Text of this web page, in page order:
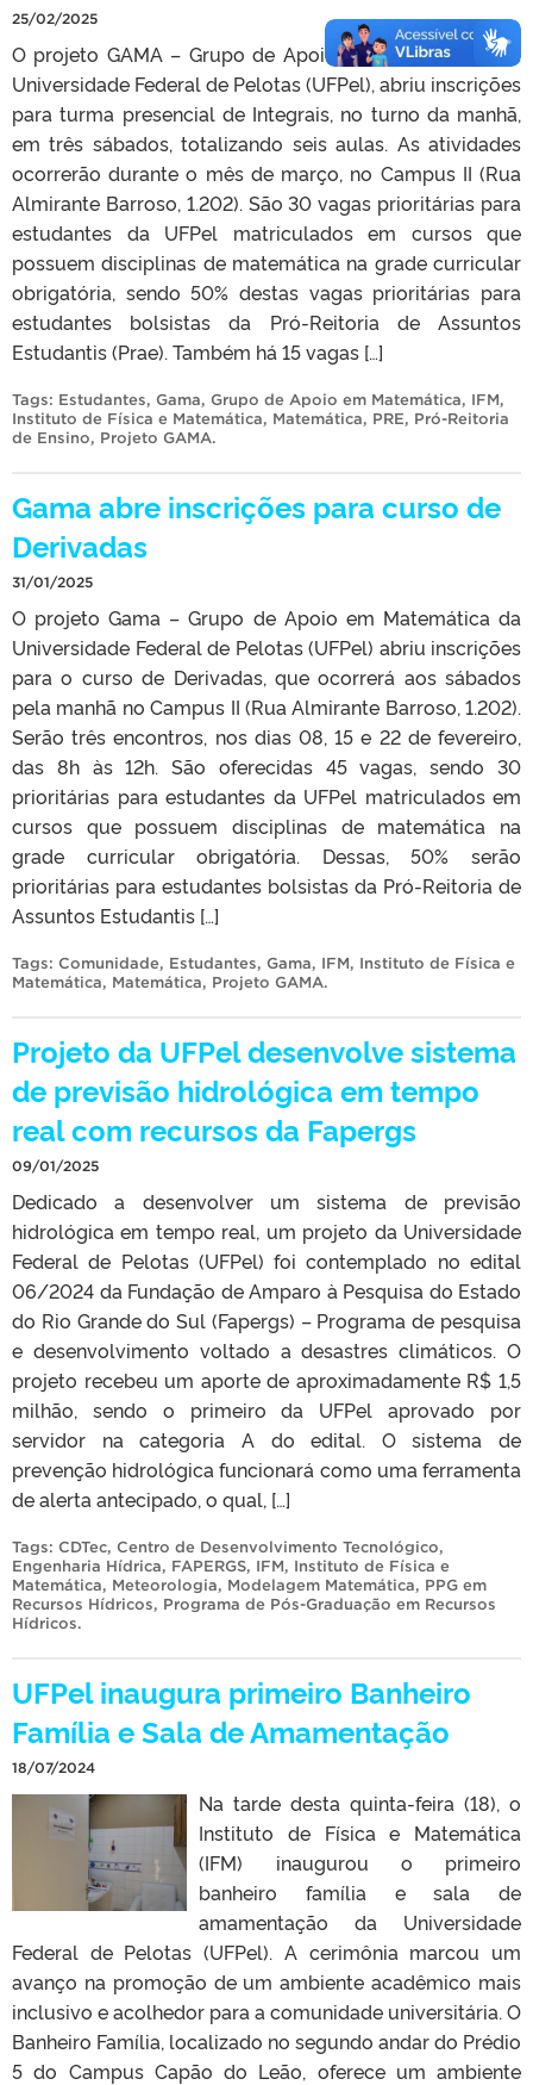
25/02/2025
O projeto GAMA – Grupo de Apoio em Matemática, da
Universidade Federal de Pelotas (UFPel), abriu inscrições
para turma presencial de Integrais, no turno da manhã,
em três sábados, totalizando seis aulas. As atividades
ocorrerão durante o mês de março, no Campus II (Rua
Almirante Barroso, 1.202). São 30 vagas prioritárias para
estudantes da UFPel matriculados em cursos que
possuem disciplinas de matemática na grade curricular
obrigatória, sendo 50% destas vagas prioritárias para
estudantes bolsistas da Pró-Reitoria de Assuntos
Estudantis (Prae). Também há 15 vagas […]
Tags: Estudantes, Gama, Grupo de Apoio em Matemática, IFM,
Instituto de Física e Matemática, Matemática, PRE, Pró-Reitoria
de Ensino, Projeto GAMA.
Gama abre inscrições para curso de
Derivadas
31/01/2025
O projeto Gama – Grupo de Apoio em Matemática da
Universidade Federal de Pelotas (UFPel) abriu inscrições
para o curso de Derivadas, que ocorrerá aos sábados
pela manhã no Campus II (Rua Almirante Barroso, 1.202).
Serão três encontros, nos dias 08, 15 e 22 de fevereiro,
das 8h às 12h. São oferecidas 45 vagas, sendo 30
prioritárias para estudantes da UFPel matriculados em
cursos que possuem disciplinas de matemática na
grade curricular obrigatória. Dessas, 50% serão
prioritárias para estudantes bolsistas da Pró-Reitoria de
Assuntos Estudantis […]
Tags: Comunidade, Estudantes, Gama, IFM, Instituto de Física e
Matemática, Matemática, Projeto GAMA.
Projeto da UFPel desenvolve sistema
de previsão hidrológica em tempo
real com recursos da Fapergs
09/01/2025
Dedicado a desenvolver um sistema de previsão
hidrológica em tempo real, um projeto da Universidade
Federal de Pelotas (UFPel) foi contemplado no edital
06/2024 da Fundação de Amparo à Pesquisa do Estado
do Rio Grande do Sul (Fapergs) – Programa de pesquisa
e desenvolvimento voltado a desastres climáticos. O
projeto recebeu um aporte de aproximadamente R$ 1,5
milhão, sendo o primeiro da UFPel aprovado por
servidor na categoria A do edital. O sistema de
prevenção hidrológica funcionará como uma ferramenta
de alerta antecipado, o qual, […]
Tags: CDTec, Centro de Desenvolvimento Tecnológico,
Engenharia Hídrica, FAPERGS, IFM, Instituto de Física e
Matemática, Meteorologia, Modelagem Matemática, PPG em
Recursos Hídricos, Programa de Pós-Graduação em Recursos
Hídricos.
UFPel inaugura primeiro Banheiro
Família e Sala de Amamentação
18/07/2024
Na tarde desta quinta-feira (18), o
Instituto de Física e Matemática
(IFM) inaugurou o primeiro
banheiro família e sala de
amamentação da Universidade
Federal de Pelotas (UFPel). A cerimônia marcou um
avanço na promoção de um ambiente acadêmico mais
inclusivo e acolhedor para a comunidade universitária. O
Banheiro Família, localizado no segundo andar do Prédio
5 do Campus Capão do Leão, oferece um ambiente